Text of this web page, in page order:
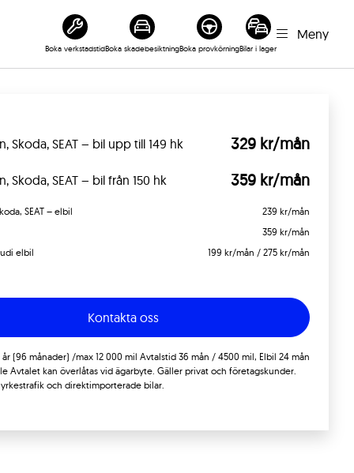
Boka verkstadstidBoka skadebesiktningBoka provkörningBilar i lager
Meny
Skoda, SEAT – bil upp till 149 hk 329 kr/mån
Skoda, SEAT – bil från 150 hk 359 kr/mån
SEAT – elbil
239 kr/mån
359 kr/mån
elbil
199 kr/mån / 275 kr/mån
Kontakta oss
(96 månader) /max 12 000 mil Avtalstid 36 mån / 4500 mil, Elbil 24 mån
Avtalet kan överlåtas vid ägarbyte. Gäller privat och företagskunder.
och direktimporterade bilar.